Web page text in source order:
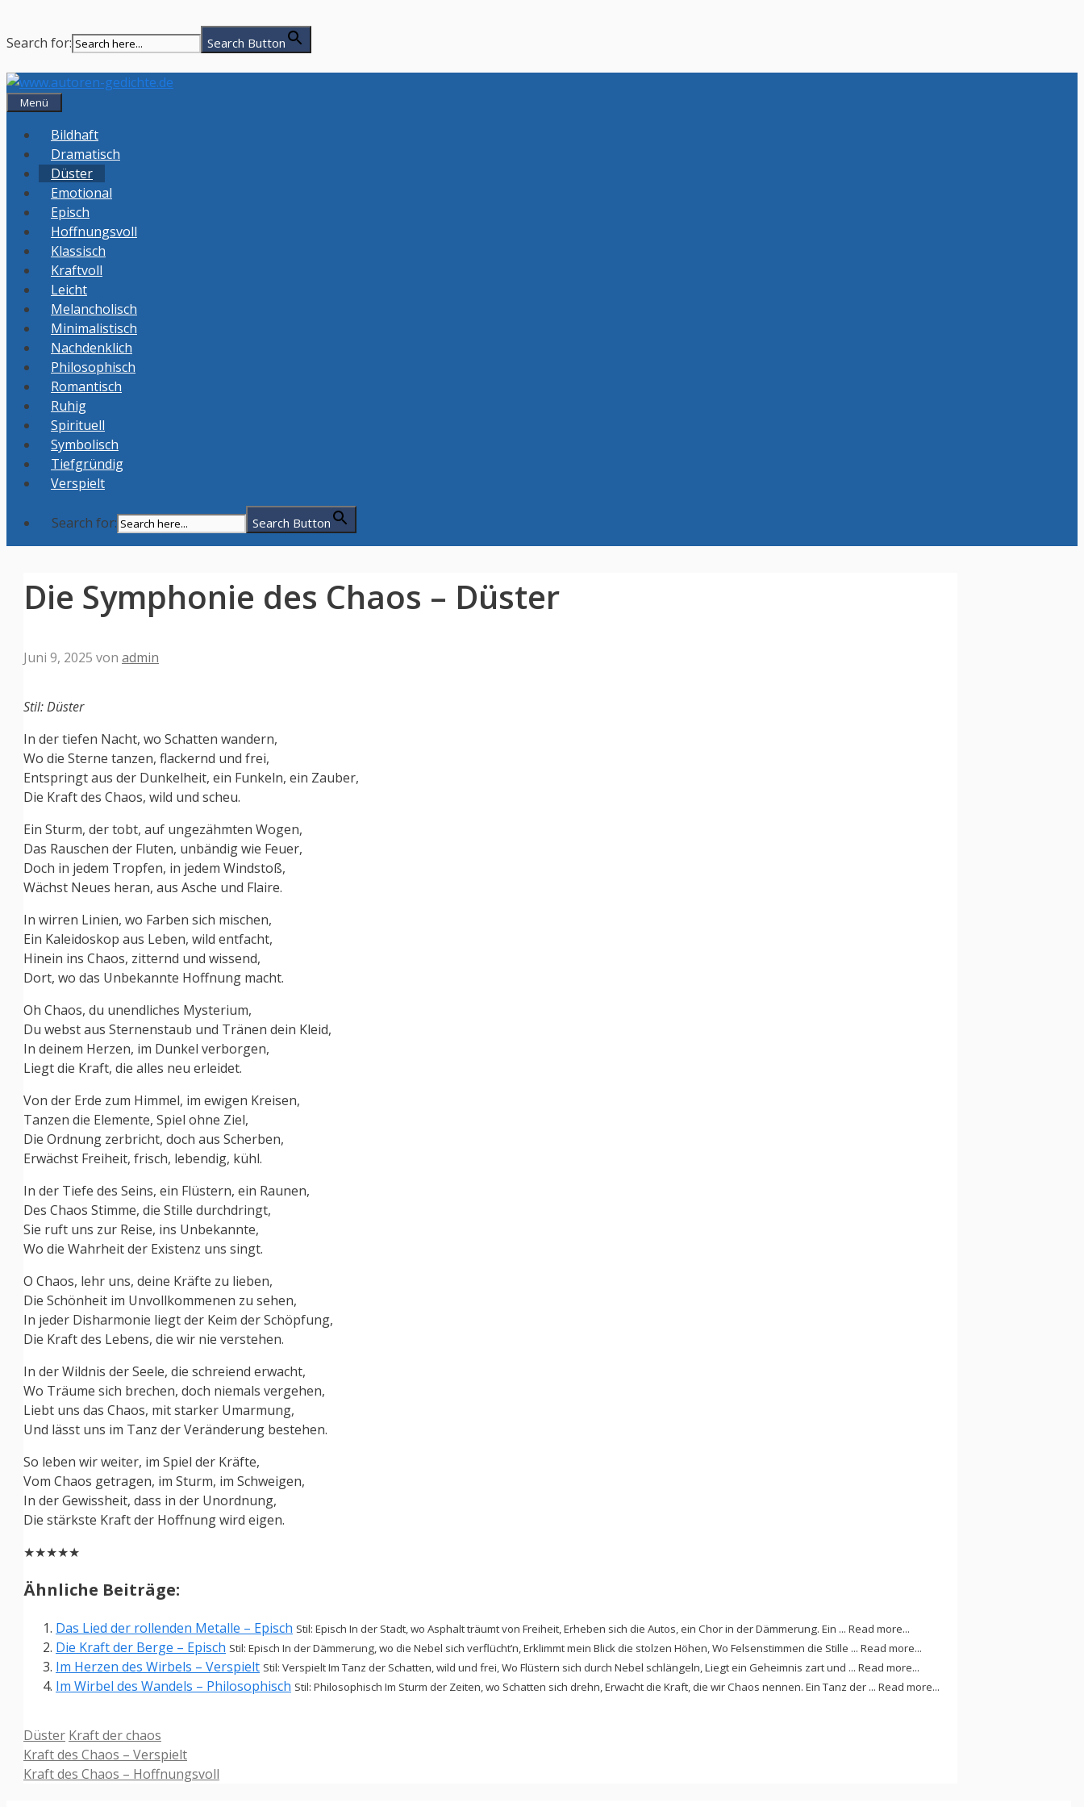
Search for: Search Button
Zum
Inhalt
Menü
Bildhaft
Dramatisch
Düster
Emotional
Episch
Hoffnungsvoll
Klassisch
Kraftvoll
Leicht
Melancholisch
Minimalistisch
Nachdenklich
Philosophisch
Romantisch
Ruhig
Spirituell
Symbolisch
Tiefgründig
Verspielt
Search for: Search Button
Die Symphonie des Chaos – Düster
Juni 9, 2025 von admin
Stil: Düster
In der tiefen Nacht, wo Schatten wandern,
Wo die Sterne tanzen, flackernd und frei,
Entspringt aus der Dunkelheit, ein Funkeln, ein Zauber,
Die Kraft des Chaos, wild und scheu.
Ein Sturm, der tobt, auf ungezähmten Wogen,
Das Rauschen der Fluten, unbändig wie Feuer,
Doch in jedem Tropfen, in jedem Windstoß,
Wächst Neues heran, aus Asche und Flaire.
In wirren Linien, wo Farben sich mischen,
Ein Kaleidoskop aus Leben, wild entfacht,
Hinein ins Chaos, zitternd und wissend,
Dort, wo das Unbekannte Hoffnung macht.
Oh Chaos, du unendliches Mysterium,
Du webst aus Sternenstaub und Tränen dein Kleid,
In deinem Herzen, im Dunkel verborgen,
Liegt die Kraft, die alles neu erleidet.
Von der Erde zum Himmel, im ewigen Kreisen,
Tanzen die Elemente, Spiel ohne Ziel,
Die Ordnung zerbricht, doch aus Scherben,
Erwächst Freiheit, frisch, lebendig, kühl.
In der Tiefe des Seins, ein Flüstern, ein Raunen,
Des Chaos Stimme, die Stille durchdringt,
Sie ruft uns zur Reise, ins Unbekannte,
Wo die Wahrheit der Existenz uns singt.
O Chaos, lehr uns, deine Kräfte zu lieben,
Die Schönheit im Unvollkommenen zu sehen,
In jeder Disharmonie liegt der Keim der Schöpfung,
Die Kraft des Lebens, die wir nie verstehen.
In der Wildnis der Seele, die schreiend erwacht,
Wo Träume sich brechen, doch niemals vergehen,
Liebt uns das Chaos, mit starker Umarmung,
Und lässt uns im Tanz der Veränderung bestehen.
So leben wir weiter, im Spiel der Kräfte,
Vom Chaos getragen, im Sturm, im Schweigen,
In der Gewissheit, dass in der Unordnung,
Die stärkste Kraft der Hoffnung wird eigen.
★★★★★
Ähnliche Beiträge:
Das Lied der rollenden Metalle – Episch Stil: Episch In der Stadt, wo Asphalt träumt von Freiheit, Erheben sich die Autos, ein Chor in der Dämmerung. Ein ... Read more...
Die Kraft der Berge – Episch Stil: Episch In der Dämmerung, wo die Nebel sich verflücht’n, Erklimmt mein Blick die stolzen Höhen, Wo Felsenstimmen die Stille ... Read more...
Im Herzen des Wirbels – Verspielt Stil: Verspielt Im Tanz der Schatten, wild und frei, Wo Flüstern sich durch Nebel schlängeln, Liegt ein Geheimnis zart und ... Read more...
Im Wirbel des Wandels – Philosophisch Stil: Philosophisch Im Sturm der Zeiten, wo Schatten sich drehn, Erwacht die Kraft, die wir Chaos nennen. Ein Tanz der ... Read more...
Kategorien
Düster Schlagwörter
Kraft der chaos
Kraft des Chaos – Verspielt
Kraft des Chaos – Hoffnungsvoll